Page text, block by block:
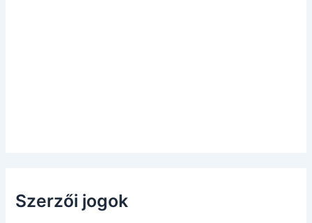
Szerzői jogok